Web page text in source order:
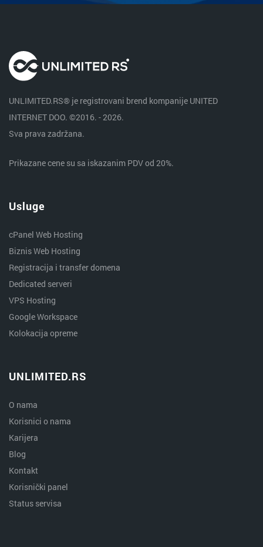
UNLIMITED.RS® je registrovani brend kompanije UNITED
INTERNET DOO. ©2016. - 2026.
Sva prava zadržana.
Prikazane cene su sa iskazanim PDV od 20%.
Usluge
cPanel Web Hosting
Biznis Web Hosting
Registracija i transfer domena
Dedicated serveri
VPS Hosting
Google Workspace
Kolokacija opreme
UNLIMITED.RS
O nama
Korisnici o nama
Karijera
Blog
Kontakt
Korisnički panel
Status servisa